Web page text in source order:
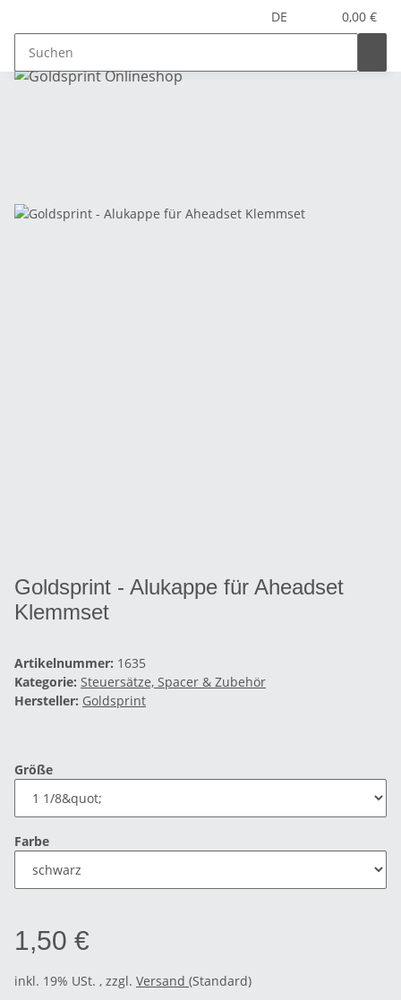
DE 0,00 €
Goldsprint - Alukappe für Aheadset
Klemmset
Artikelnummer: 1635
Kategorie: Steuersätze, Spacer & Zubehör
Hersteller: Goldsprint
Größe
Farbe
1,50 €
inkl. 19% USt. , zzgl. Versand (Standard)